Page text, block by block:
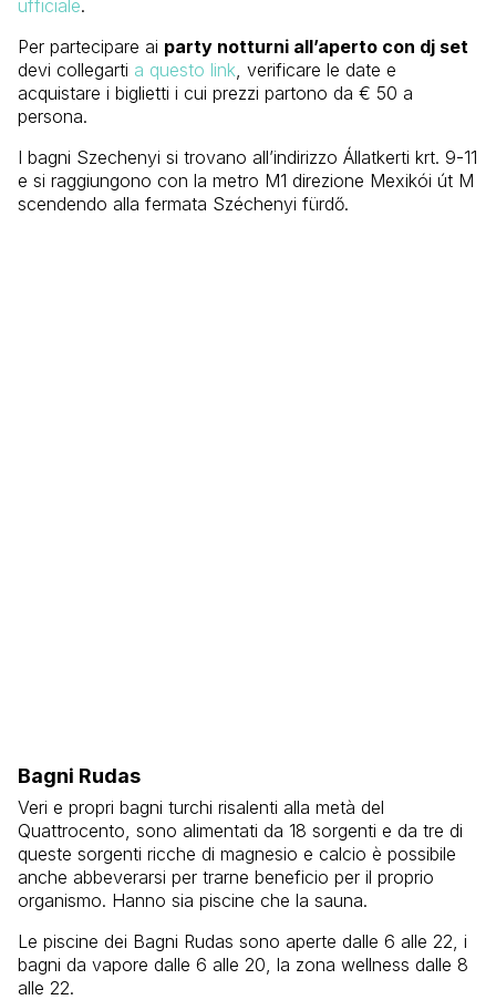
ufficiale.
Per partecipare ai party notturni all’aperto con dj set
devi collegarti a questo link , verificare le date e
acquistare i biglietti i cui prezzi partono da € 50 a
persona.
I bagni Szechenyi si trovano all’indirizzo Állatkerti krt. 9-11
e si raggiungono con la metro M1 direzione Mexikói út M
scendendo alla fermata Széchenyi fürdő.
Bagni Rudas
Veri e propri bagni turchi risalenti alla metà del
Quattrocento, sono alimentati da 18 sorgenti e da tre di
queste sorgenti ricche di magnesio e calcio è possibile
anche abbeverarsi per trarne beneficio per il proprio
organismo. Hanno sia piscine che la sauna.
Le piscine dei Bagni Rudas sono aperte dalle 6 alle 22, i
bagni da vapore dalle 6 alle 20, la zona wellness dalle 8
alle 22.